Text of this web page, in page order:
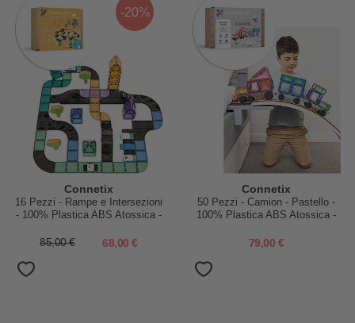
-20%
Connetix
16 Pezzi - Rampe e Intersezioni
- 100% Plastica ABS Atossica -
85,00 € 68,00 €
Connetix
50 Pezzi - Camion - Pastello -
100% Plastica ABS Atossica -
79,00 €